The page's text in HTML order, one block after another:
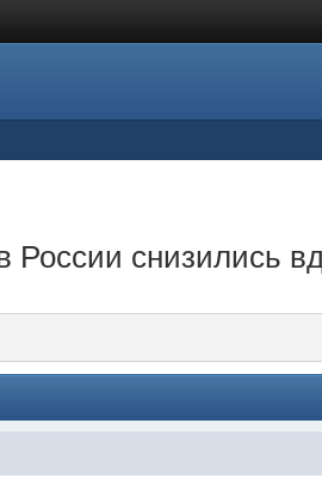
России снизились